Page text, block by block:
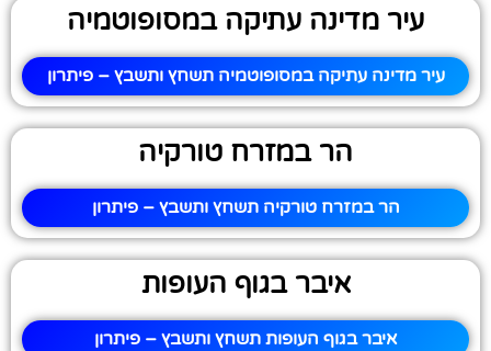
עיר מדינה עתיקה במסופוטמיה
עיר מדינה עתיקה במסופוטמיה תשחץ ותשבץ – פיתרון
הר במזרח טורקיה
הר במזרח טורקיה תשחץ ותשבץ – פיתרון
איבר בגוף העופות
איבר בגוף העופות תשחץ ותשבץ – פיתרון